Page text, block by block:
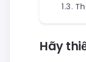
Hãy